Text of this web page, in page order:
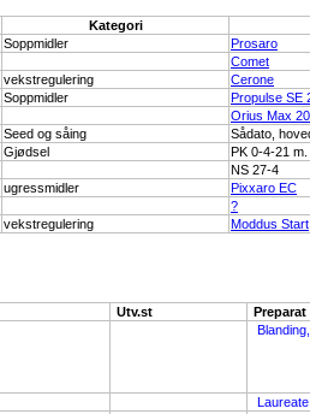
Kategori
Soppmidler Prosaro
Comet
vekstregulering Cerone
Soppmidler Propulse SE
Orius Max
Seed og såing Sådato,
Gjødsel PK 0-4-21
NS 27-4
ugressmidler Pixxaro EC
?
vekstregulering Moddus Start
Utv.st Preparat
Laureate